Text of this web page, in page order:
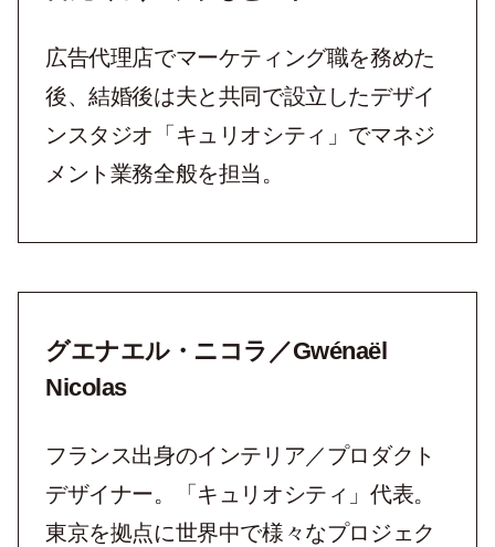
広告代理店でマーケティング職を務めた
後、結婚後は夫と共同で設立したデザイ
ンスタジオ「キュリオシティ」でマネジ
メント業務全般を担当。
グエナエル・ニコラ／Gwénaël
Nicolas
フランス出身のインテリア／プロダクト
デザイナー。「キュリオシティ」代表。
東京を拠点に世界中で様々なプロジェク